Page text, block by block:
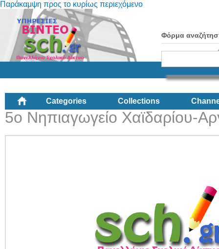
Παράκαμψη προς το κυρίως περιεχόμενο
Φόρμα
Categories Collections
5ο Νηπιαγωγείο Χαϊδαρίου-